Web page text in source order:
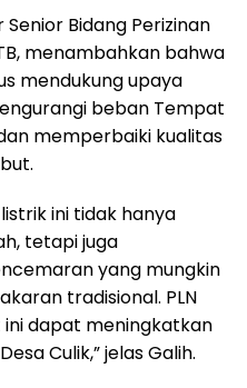
Senior Bidang Perizinan
menambahkan bahwa
mendukung upaya
beban Tempat
memperbaiki kualitas
ini tidak hanya
tetapi juga
yang mungkin
tradisional. PLN
dapat meningkatkan
Culik,” jelas Galih.